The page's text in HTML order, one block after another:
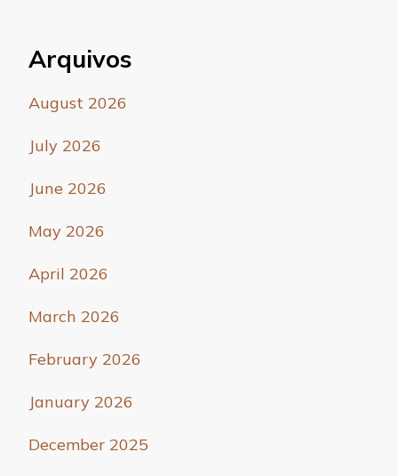
Arquivos
August 2026
July 2026
June 2026
May 2026
April 2026
March 2026
February 2026
January 2026
December 2025